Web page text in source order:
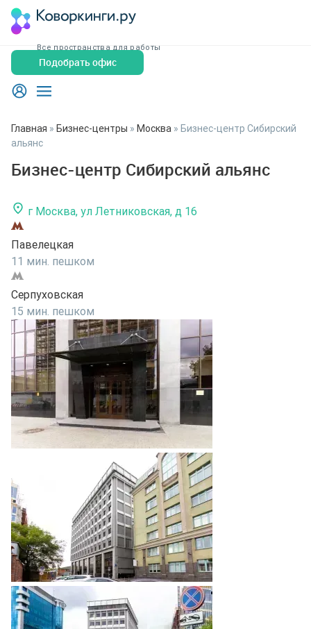
Все пространства для работы
Подобрать офис
Главная » Бизнес-центры » Москва » Бизнес-центр Сибирский
альянс
Бизнес-центр Сибирский альянс
г Москва, ул Летниковская, д 16
Павелецкая
11 мин. пешком
Серпуховская
15 мин. пешком